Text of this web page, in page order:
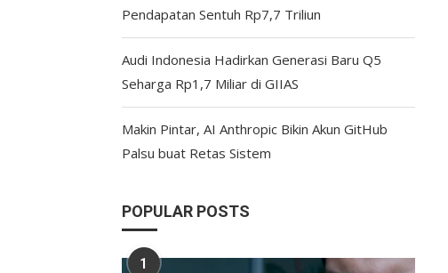
Pendapatan Sentuh Rp7,7 Triliun
Audi Indonesia Hadirkan Generasi Baru Q5
Seharga Rp1,7 Miliar di GIIAS
Makin Pintar, AI Anthropic Bikin Akun GitHub
Palsu buat Retas Sistem
POPULAR POSTS
1